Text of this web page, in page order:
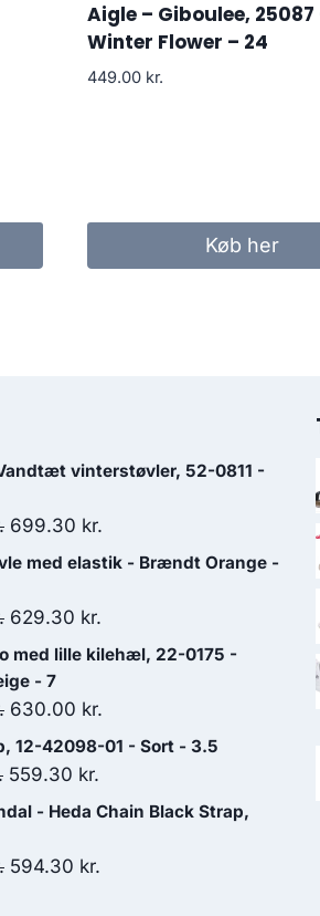
Aigle – Giboulee, 25087
Winter Flower – 24
449.00 kr.
Køb her
vinterstøvler, 52-0811 -
Den
oprindelige
var:
999.00 kr..
699.30 kr.
aktuelle
699.30 kr..
med elastik - Brændt Orange -
Den
oprindelige
pris
var:
899.00 kr..
629.30 kr.
aktuelle
629.30 kr..
med lille kilehæl, 22-0175 -
- 7
Den
oprindelige
pris
630.00 kr.
aktuelle
12-42098-01 - Sort - 3.5
Den
oprindelige
var:
559.30 kr.
aktuelle
- Heda Chain Black Strap,
Den
594.30 kr.